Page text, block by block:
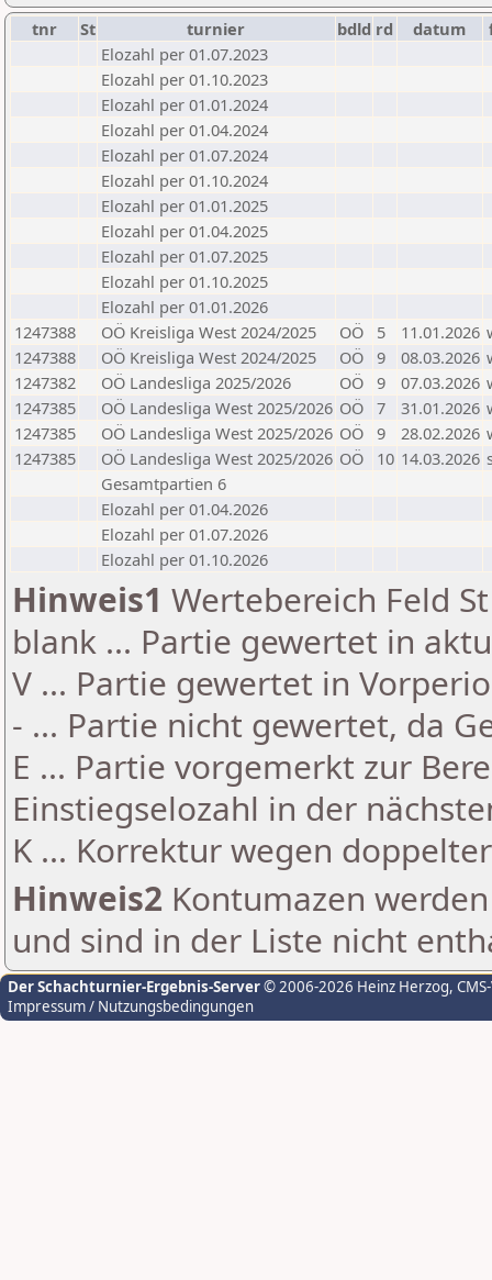
tnr St turnier bdld rd datum
Elozahl per 01.07.2023
Elozahl per 01.10.2023
Elozahl per 01.01.2024
Elozahl per 01.04.2024
Elozahl per 01.07.2024
Elozahl per 01.10.2024
Elozahl per 01.01.2025
Elozahl per 01.04.2025
Elozahl per 01.07.2025
Elozahl per 01.10.2025
Elozahl per 01.01.2026
1247388
OÖ Kreisliga West 2024/2025 OÖ 5 11.01.2026
1247388
OÖ Kreisliga West 2024/2025 OÖ 9 08.03.2026
1247382
OÖ Landesliga 2025/2026 OÖ 9 07.03.2026
1247385
OÖ Landesliga West 2025/2026 OÖ 7 31.01.2026
1247385
OÖ Landesliga West 2025/2026 OÖ 9 28.02.2026
1247385
OÖ Landesliga West 2025/2026 OÖ 10 14.03.2026
Gesamtpartien 6
Elozahl per 01.04.2026
Elozahl per 01.07.2026
Elozahl per 01.10.2026
Hinweis1 Wertebereich Feld
blank ... Partie gewertet in
V ... Partie gewertet in
- ... Partie nicht gewertet, da
E ... Partie vorgemerkt zur
Einstiegselozahl in der
K ... Korrektur wegen
Hinweis2 Kontumazen
und sind in der Liste nicht
Der Schachturnier-Ergebnis-Server© 2006-2026 Heinz Herzog,
Impressum / Nutzungsbedingungen